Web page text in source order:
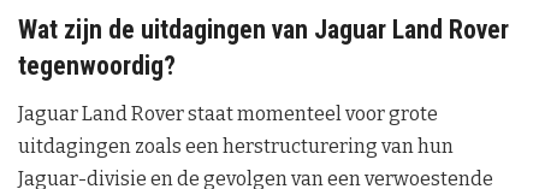
Wat zijn de uitdagingen van Jaguar Land Rover
tegenwoordig?
Jaguar Land Rover staat momenteel voor grote
uitdagingen zoals een herstructurering van hun
Jaguar-divisie en de gevolgen van een verwoestende